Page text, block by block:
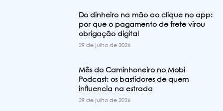
Do dinheiro na mão ao clique no app:
por que o pagamento de frete virou
obrigação digital
29 de julho de 2026
Mês do Caminhoneiro no Mobi
Podcast: os bastidores de quem
influencia na estrada
29 de julho de 2026